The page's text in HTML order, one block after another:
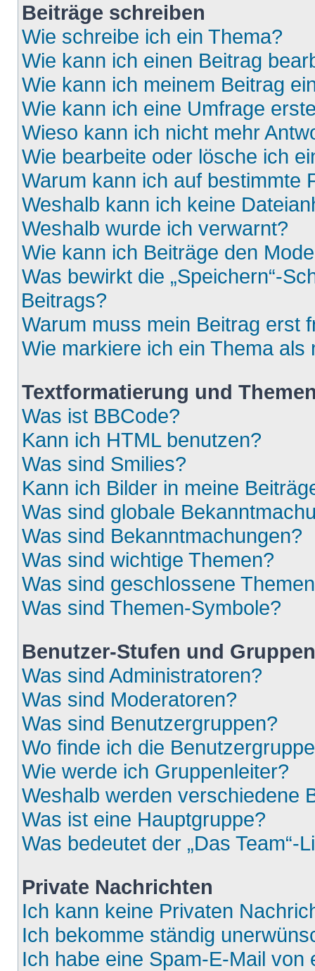
Beiträge schreiben
Wie schreibe ich ein Thema?
Wie kann ich einen Beitrag
Wie kann ich meinem Beitrag
Wie kann ich eine Umfrage
Wieso kann ich nicht mehr
Wie bearbeite oder lösche ich
Warum kann ich auf bestimmte
Weshalb kann ich keine
Weshalb wurde ich verwarnt?
Wie kann ich Beiträge den
Was bewirkt die „Speichern“-
Beitrags?
Warum muss mein Beitrag erst
Wie markiere ich ein Thema als
Textformatierung und
Was ist BBCode?
Kann ich HTML benutzen?
Was sind Smilies?
Kann ich Bilder in meine
Was sind globale
Was sind Bekanntmachungen?
Was sind wichtige Themen?
Was sind geschlossene
Was sind Themen-Symbole?
Benutzer-Stufen und Gruppen
Was sind Administratoren?
Was sind Moderatoren?
Was sind Benutzergruppen?
Wo finde ich die
Wie werde ich Gruppenleiter?
Weshalb werden verschiedene
Was ist eine Hauptgruppe?
Was bedeutet der „Das Team“-
Private Nachrichten
Ich kann keine Privaten
Ich bekomme ständig
Ich habe eine Spam-E-Mail